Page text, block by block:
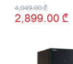
4,049.00₾
Original
price
4,049.00 ₾.
2,899.00 ₾
Current
price
2,899.00 ₾.